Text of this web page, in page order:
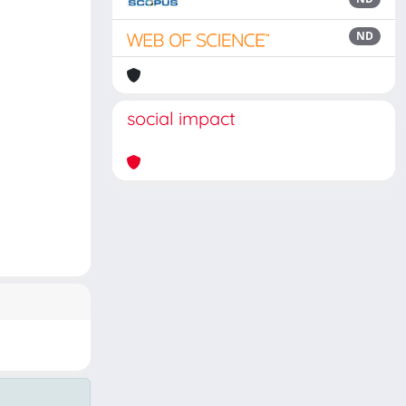
ND
social impact